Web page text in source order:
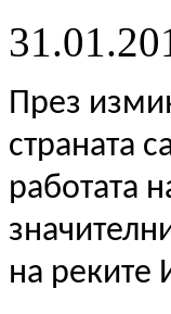
През
страната
работата
на реките